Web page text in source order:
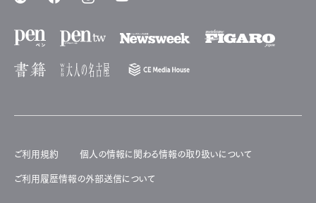
ご利用規約 個人の情報に関わる情報の取り扱いについて
ご利用履歴情報の外部送信について